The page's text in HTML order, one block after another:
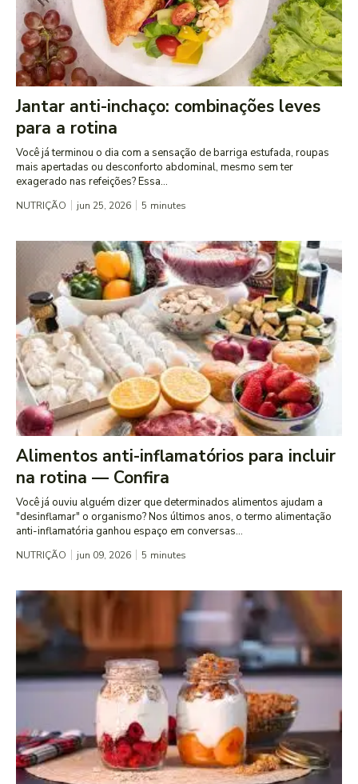
Jantar anti-inchaço: combinações leves
para a rotina
Você já terminou o dia com a sensação de barriga estufada, roupas
mais apertadas ou desconforto abdominal, mesmo sem ter
exagerado nas refeições? Essa...
NUTRIÇÃO jun 25, 2026 5 minutes
Alimentos anti-inflamatórios para incluir
na rotina — Confira
Você já ouviu alguém dizer que determinados alimentos ajudam a
"desinflamar" o organismo? Nos últimos anos, o termo alimentação
anti-inflamatória ganhou espaço em conversas...
NUTRIÇÃO jun 09, 2026 5 minutes